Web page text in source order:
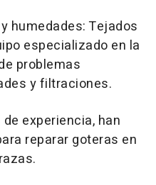
humedades: Tejados
especializado en la
problemas
y filtraciones.
experiencia, han
reparar goteras en